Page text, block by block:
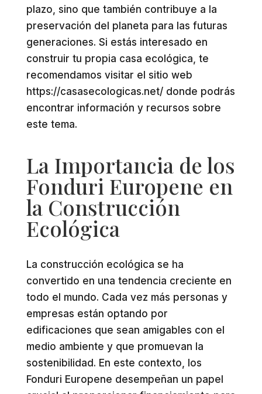
plazo, sino que también contribuye a la
preservación del planeta para las futuras
generaciones. Si estás interesado en
construir tu propia casa ecológica, te
recomendamos visitar el sitio web
https://casasecologicas.net/ donde podrás
encontrar información y recursos sobre
este tema.
La Importancia de los
Fonduri Europene en
la Construcción
Ecológica
La construcción ecológica se ha
convertido en una tendencia creciente en
todo el mundo. Cada vez más personas y
empresas están optando por
edificaciones que sean amigables con el
medio ambiente y que promuevan la
sostenibilidad. En este contexto, los
Fonduri Europene desempeñan un papel